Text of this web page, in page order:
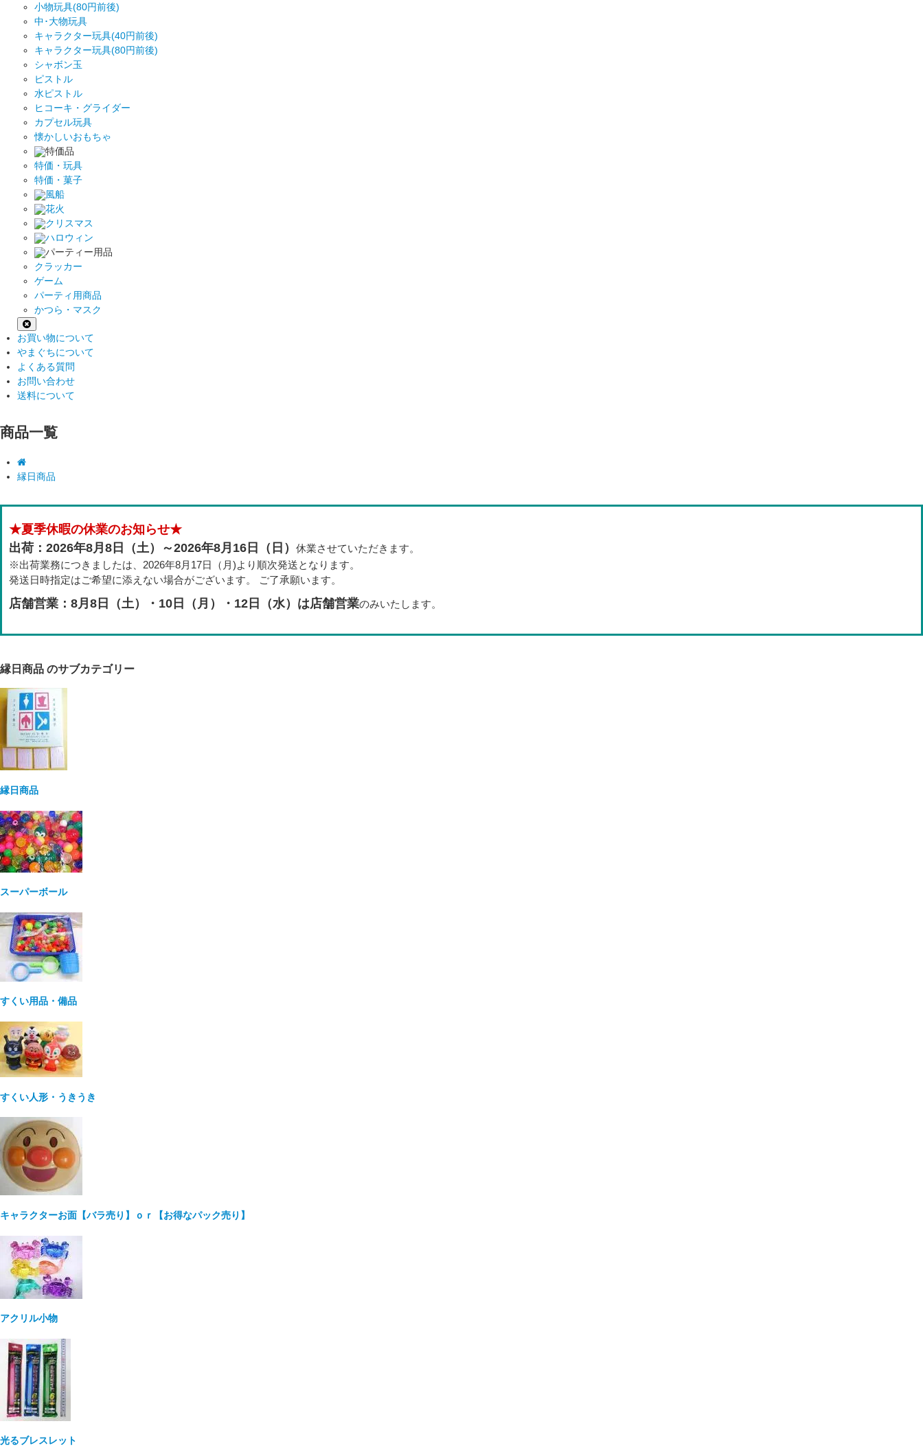
小物玩具(80円前後)
中･大物玩具
キャラクター玩具(40円前後)
キャラクター玩具(80円前後)
シャボン玉
ピストル
水ピストル
ヒコーキ・グライダー
カプセル玩具
懐かしいおもちゃ
特価品
特価・玩具
特価・菓子
風船
花火
クリスマス
ハロウィン
パーティー用品
クラッカー
ゲーム
パーティ用商品
かつら・マスク
お買い物について
やまぐちについて
よくある質問
お問い合わせ
送料について
商品一覧
縁日商品
★夏季休暇の休業のお知らせ★
出荷：2026年8月8日（土）～2026年8月16日（日） 休業させていただきます。
※出荷業務につきましたは、2026年8月17日（月)より順次発送となります。
発送日時指定はご希望に添えない場合がございます。 ご了承願います。
店舗営業：8月8日（土）・10日（月）・12日（水）は店舗営業のみいたします。
縁日商品 のサブカテゴリー
縁日商品
スーパーボール
すくい用品・備品
すくい人形・うきうき
キャラクターお面【バラ売り】ｏｒ【お得なパック売り】
アクリル小物
光るブレスレット